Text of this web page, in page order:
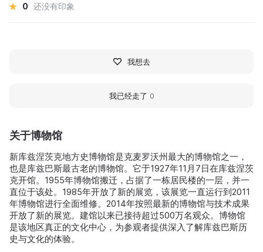
关于博物馆
新库兹涅茨克地方史博物馆是克麦罗沃州最大的博物馆之一，
也是库兹巴斯最古老的博物馆。它于1927年11月7日在库兹涅茨
克开馆。1955年博物馆搬迁，占据了一栋居民楼的一层，并一
直位于该处。1985年开放了新的展览，该展览一直运行到2011
年博物馆进行全面维修。2014年按照最新的博物馆与技术成果
开放了新的展览。建馆以来已接待超过500万名观众。博物馆
是该地区真正的文化中心，为参观者提供深入了解库兹巴斯历
史与文化的体验。
0 还没有印象
我想去
我已经走了 0